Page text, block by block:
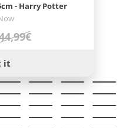
- Harry Potter
it